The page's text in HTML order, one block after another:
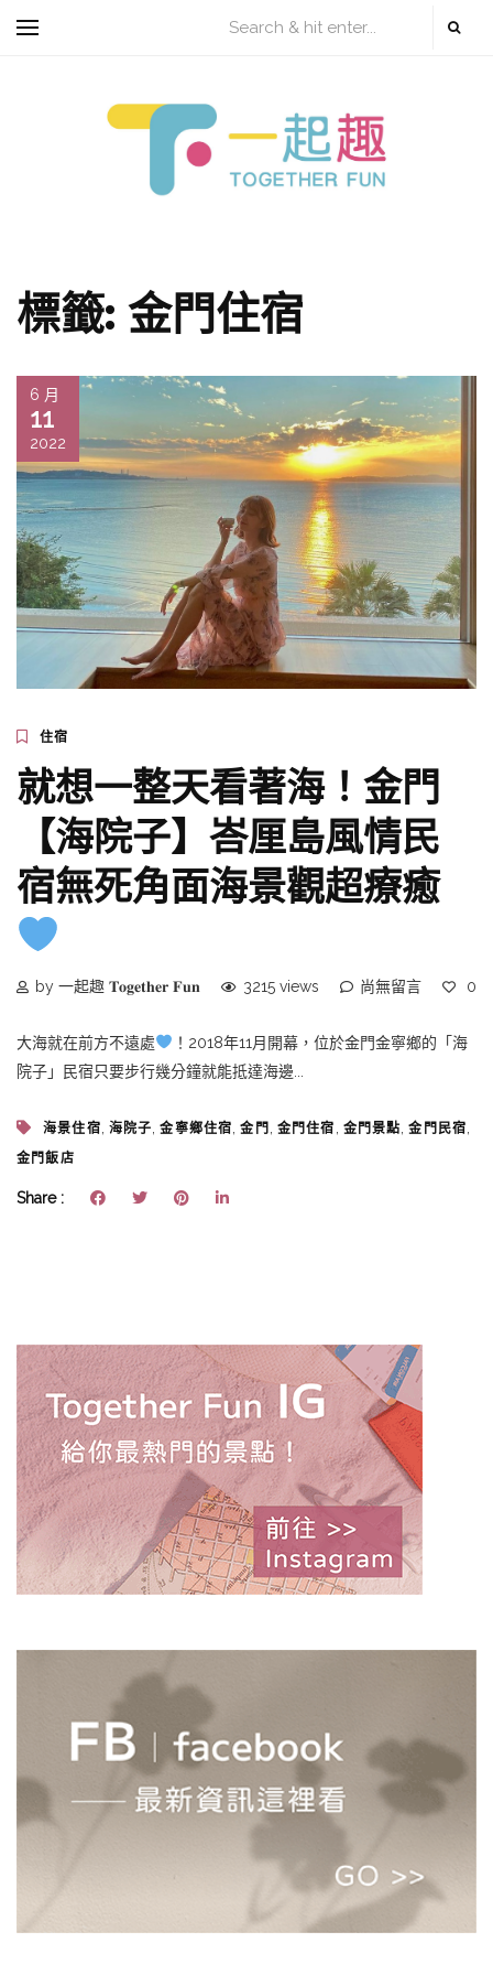
標籤: 金門住宿
6 月
11
2022
住宿
就想一整天看著海！金門
【海院子】峇厘島風情民
宿無死角面海景觀超療癒
by 一起趣 𝐓𝐨𝐠𝐞𝐭𝐡𝐞𝐫 𝐅𝐮𝐧 3215 views 尚無留言 0
大海就在前方不遠處
！2018年11月開幕，位於金門金寧鄉的「海
院子」民宿只要步行幾分鐘就能抵達海邊...
海景住宿 海院子 ,金寧鄉住宿 ,金門 金門住宿 金門景點 ,金門民宿
金門飯店
Share :